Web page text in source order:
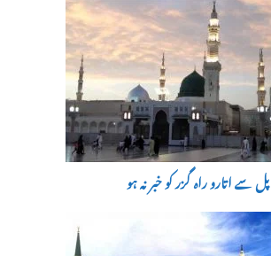
پل سے اتارو راہ گزر کو خبر نہ ہو